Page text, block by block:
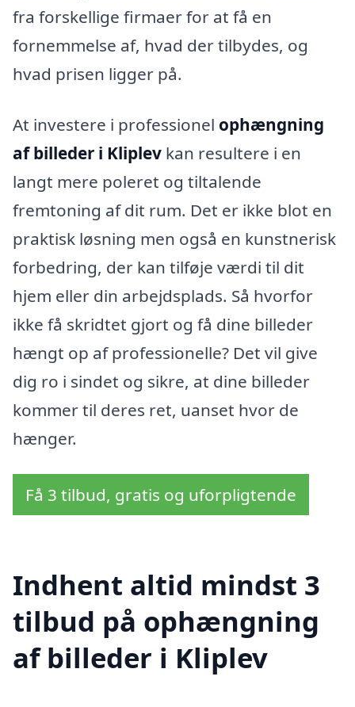
fra forskellige firmaer for at få en
fornemmelse af, hvad der tilbydes, og
hvad prisen ligger på.
At investere i professionel ophængning
af billeder i Kliplev kan resultere i en
langt mere poleret og tiltalende
fremtoning af dit rum. Det er ikke blot en
praktisk løsning men også en kunstnerisk
forbedring, der kan tilføje værdi til dit
hjem eller din arbejdsplads. Så hvorfor
ikke få skridtet gjort og få dine billeder
hængt op af professionelle? Det vil give
dig ro i sindet og sikre, at dine billeder
kommer til deres ret, uanset hvor de
hænger.
Få 3 tilbud, gratis og uforpligtende
Indhent altid mindst 3
tilbud på ophængning
af billeder i Kliplev